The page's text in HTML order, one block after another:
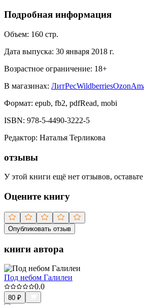
Подробная информация
Объем: 160 стр.
Дата выпуска: 30 января 2018 г.
Возрастное ограничение: 18+
В магазинах: ЛитРесWildberriesOzon
Формат: epub, fb2, pdfRead, mobi
ISBN: 978-5-4490-3222-5
Редактор: Наталья Терликова
отзывы
У этой книги ещё нет отзывов,
Оцените книгу
Опубликовать отзыв
книги автора
Под небом Галилеи
0.0
80 ₽